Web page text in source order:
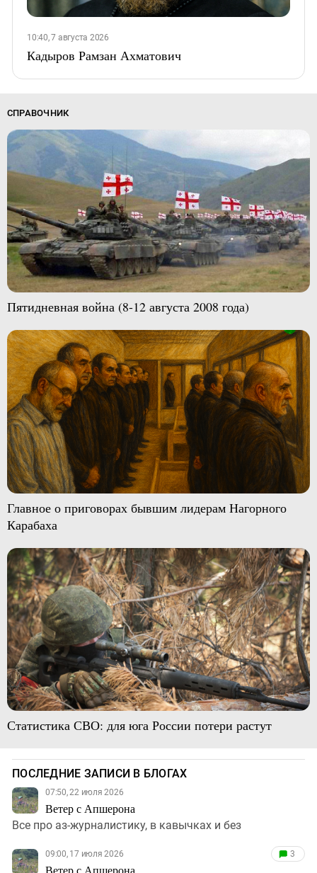
10:40, 7 августа 2026
Кадыров Рамзан Ахматович
СПРАВОЧНИК
Пятидневная война (8-12 августа 2008 года)
Главное о приговорах бывшим лидерам Нагорного
Карабаха
Статистика СВО: для юга России потери растут
ПОСЛЕДНИЕ ЗАПИСИ В БЛОГАХ
07:50, 22 июля 2026
Ветер с Апшерона
Все про аз-журналистику, в кавычках и без
09:00, 17 июля 2026
Ветер с Апшерона
3